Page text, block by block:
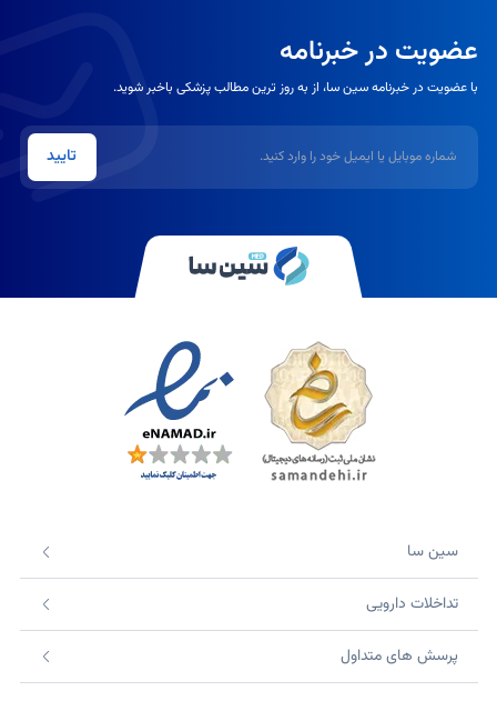
عضویت در خبرنامه
با عضویت در خبرنامه سین سا، از به روز ترین مطالب پزشکی باخبر شوید.
شماره موبایل یا ایمیل
تایید
سین سا
تداخلات دارویی
پرسش های متداول